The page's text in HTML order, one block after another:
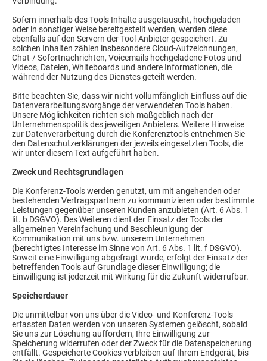
Sofern innerhalb des Tools Inhalte ausgetauscht, hochgeladen
oder in sonstiger Weise bereitgestellt werden, werden diese
ebenfalls auf den Servern der Tool-Anbieter gespeichert. Zu
solchen Inhalten zählen insbesondere Cloud-Aufzeichnungen,
Chat-/ Sofortnachrichten, Voicemails hochgeladene Fotos und
Videos, Dateien, Whiteboards und andere Informationen, die
während der Nutzung des Dienstes geteilt werden.
Bitte beachten Sie, dass wir nicht vollumfänglich Einfluss auf die
Datenverarbeitungsvorgänge der verwendeten Tools haben.
Unsere Möglichkeiten richten sich maßgeblich nach der
Unternehmenspolitik des jeweiligen Anbieters. Weitere Hinweise
zur Datenverarbeitung durch die Konferenztools entnehmen Sie
den Datenschutzerklärungen der jeweils eingesetzten Tools, die
wir unter diesem Text aufgeführt haben.
Zweck und Rechtsgrundlagen
Die Konferenz-Tools werden genutzt, um mit angehenden oder
bestehenden Vertragspartnern zu kommunizieren oder bestimmte
Leistungen gegenüber unseren Kunden anzubieten (Art. 6 Abs. 1
lit. b DSGVO). Des Weiteren dient der Einsatz der Tools der
allgemeinen Vereinfachung und Beschleunigung der
Kommunikation mit uns bzw. unserem Unternehmen
(berechtigtes Interesse im Sinne von Art. 6 Abs. 1 lit. f DSGVO).
Soweit eine Einwilligung abgefragt wurde, erfolgt der Einsatz der
betreffenden Tools auf Grundlage dieser Einwilligung; die
Einwilligung ist jederzeit mit Wirkung für die Zukunft widerrufbar.
Speicherdauer
Die unmittelbar von uns über die Video- und Konferenz-Tools
erfassten Daten werden von unseren Systemen gelöscht, sobald
Sie uns zur Löschung auffordern, Ihre Einwilligung zur
Speicherung widerrufen oder der Zweck für die Datenspeicherung
entfällt. Gespeicherte Cookies verbleiben auf Ihrem Endgerät, bis